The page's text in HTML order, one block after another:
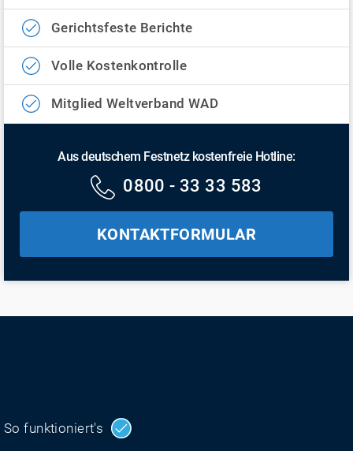
Gerichtsfeste Berichte
Volle Kostenkontrolle
Mitglied Weltverband WAD
Aus deutschem Festnetz kostenfreie Hotline:
0800 - 33 33 583
KONTAKTFORMULAR
So funktioniert's